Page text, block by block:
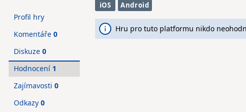
iOS
Android
Hru pro tuto platformu nikdo
Profil hry
Komentáře 0
Diskuze 0
Hodnocení 1
Zajímavosti 0
Odkazy 0